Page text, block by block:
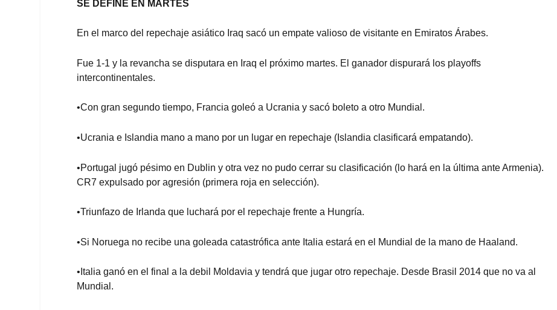
SE DEFINE EN MARTES
En el marco del repechaje asiático Iraq sacó un empate valioso de visitante en Emiratos Árabes.
Fue 1-1 y la revancha se disputara en Iraq el próximo martes. El ganador dispurará los playoffs
intercontinentales.
•Con gran segundo tiempo, Francia goleó a Ucrania y sacó boleto a otro Mundial.
•Ucrania e Islandia mano a mano por un lugar en repechaje (Islandia clasificará empatando).
•Portugal jugó pésimo en Dublin y otra vez no pudo cerrar su clasificación (lo hará en la última ante Armenia).
CR7 expulsado por agresión (primera roja en selección).
•Triunfazo de Irlanda que luchará por el repechaje frente a Hungría.
•Si Noruega no recibe una goleada catastrófica ante Italia estará en el Mundial de la mano de Haaland.
•Italia ganó en el final a la debil Moldavia y tendrá que jugar otro repechaje. Desde Brasil 2014 que no va al
Mundial.